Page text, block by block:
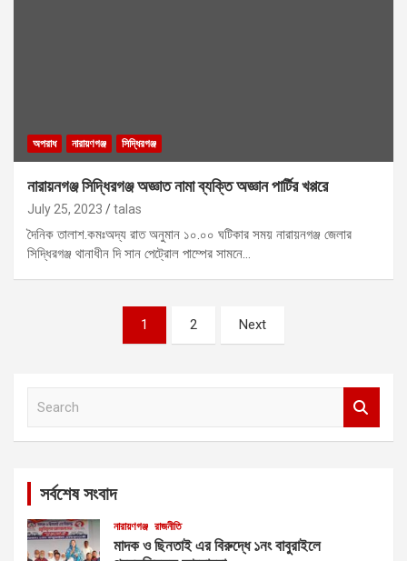
অপরাধ নারায়ণগঞ্জ সিদ্ধিরগঞ্জ
নারায়নগঞ্জ সিদ্ধিরগঞ্জ অজ্ঞাত নামা ব্যক্তি অজ্ঞান পার্টির খপ্পরে
July 25, 2023 talas
দৈনিক তালাশ.কমঃঅদ্য রাত অনুমান ১০.০০ ঘটিকার সময় নারায়নগঞ্জ জেলার
সিদ্ধিরগঞ্জ থানাধীন দি সান পেট্রোল পাম্পের সামনে…
1 2 Next
সর্বশেষ সংবাদ
নারায়ণগঞ্জ রাজনীতি
মাদক ও ছিনতাই এর বিরুদ্ধে ১নং বাবুরাইলে